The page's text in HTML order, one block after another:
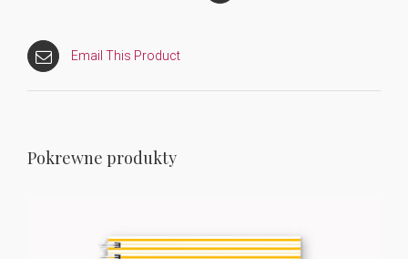
Email This Product
Pokrewne produkty